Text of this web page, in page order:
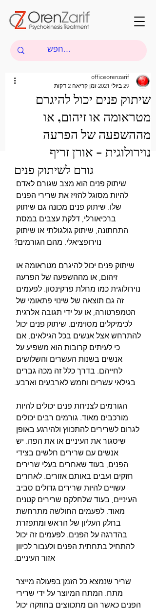
שיתוק פנים יכול להיגרם
מטראומה או זיהום, או
מההשפעה של הפרעה
נוירולוגית - אורן זריף
officeorenzarif
29 ביולי 2021
זמן קריאה 2 דקות
גורם לשיתוק פנים
שיתוק פנים הוא מצב שגורם לאדם
להיות מסוגל להזיז את שרירי הפנים
שלו. שיתוק פנים מכונה גם שיתוק
ברכיאורלי, דלקת עצבים במסת
התחתונה, שיתוק גולגולתי או שיתוק
נוירופציאלי. מהם הגורמים?
שיתוק פנים יכול להיגרם מטראומה או
זיהום, או מההשפעה של הפרעה
נוירולוגית כמו מחלת פרקינסון. לפעמים
זה גם תוצאה של שינוי פתאומי של
הטמפרטורה, או על ידי תגובה אלרגית
לכימיקלים מסוימים. שיתוק פנים יכול
להתרחש אצל אנשים בכל הגילאים, אם
כי לעיתים קרובות הוא משפיע על
אנשים בשנות העשרים והשלושים
לחייהם. בדרך כלל זה מכה גברים
בגילאי עשרים וחמש לארבעים וארבע.
הגורמים לצניחת פנים יכולים להיות
מורכבים מאוד. גורמים רבים יכולים
לגרום לשרירים להתכווץ ולהירגע באופן
שיסגור את העיניים או את הפה. יש
אנשים עם שרירים חלשים בצידי
הפנים, בעוד שאחרים בעלי שרירים
חזקים ועבים באותם אזורים. לאחרים
עשויים להיות שרירים גדולים סביב
העיניים, בעוד שלחלקם שרירים קטנים
מאוד. לפעמים החולשה מתרחשת
בחלק העליון של הראש ומתפזרת
בהדרגה על הפנים. לפעמים זה יכול
להתחיל בתחתית הפנים ולעבור לכיוון
אזור העיניים.
שריר שנמצא כל הזמן בפעולה מייצר
מתח. המתח המיוצר על ידי שרירי
הפנים כאשר הם מתכווצים בחוזקה יכול